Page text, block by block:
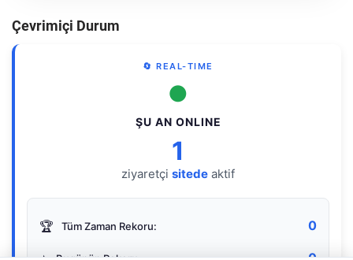
Çevrimiçi Durum
🔄 REAL-TIME
●
ŞU AN ONLINE
1
ziyaretçi sitede aktif
🏆 Tüm Zaman Rekoru: 0